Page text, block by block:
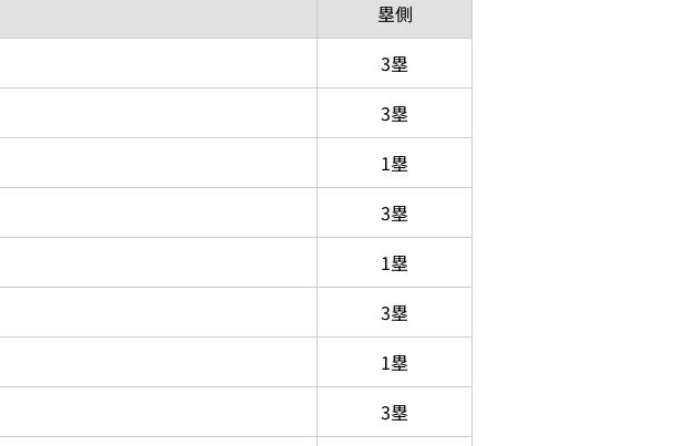
塁側
3塁
3塁
1塁
3塁
1塁
3塁
1塁
3塁